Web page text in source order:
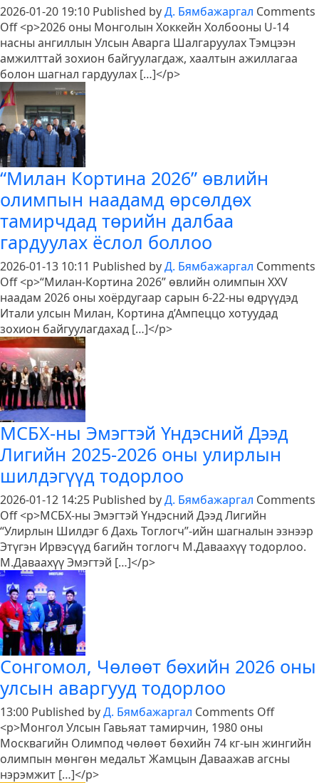
2026-01-20 19:10 Published byД. Бямбажаргал Comments
Offon
U-
14
насны
Улсын
аварга
шалгаруулах
тэмцээн
амжилттай
өндөрлөлөө
<p>2026 оны Монголын Хоккейн Холбооны U-14
насны ангиллын Улсын Аварга Шалгаруулах Тэмцээн
амжилттай зохион байгуулагдаж, хаалтын ажиллагаа
болон шагнал гардуулах […]</p>
“Милан Кортина 2026” өвлийн
олимпын наадамд өрсөлдөх
тамирчдад төрийн далбаа
гардуулах ёслол боллоо
2026-01-13 10:11 Published byД. Бямбажаргал Comments
Offon
“Милан
Кортина
2026”
өвлийн
олимпын
наадамд
өрсөлдөх
тамирчдад
төрийн
далбаа
гардуулах
ёслол
боллоо
<p>“Милан-Кортина 2026” өвлийн олимпын XXV
наадам 2026 оны хоёрдугаар сарын 6-22-ны өдрүүдэд
Итали улсын Милан, Кортина д’Ампеццо хотуудад
зохион байгуулагдахад […]</p>
МСБХ-ны Эмэгтэй Үндэсний Дээд
Лигийн 2025-2026 оны улирлын
шилдэгүүд тодорлоо
2026-01-12 14:25 Published byД. Бямбажаргал Comments
Offon
МСБХ-
ны
Эмэгтэй
Үндэсний
Дээд
Лигийн
2025-
2026
оны
улирлын
шилдэгүүд
<p>МСБХ-ны Эмэгтэй Үндэсний Дээд Лигийн
“Улирлын Шилдэг 6 Дахь Тоглогч”-ийн шагналын эзнээр
Этүгэн Ирвэсүүд багийн тоглогч М.Даваахүү тодорлоо.
М.Даваахүү Эмэгтэй […]</p>
Сонгомол, Чөлөөт бөхийн 2026 оны
улсын аваргууд тодорлоо
13:00 Published byД. Бямбажаргал Comments Offon
Чөлөөт
бөхийн
<p>Монгол Улсын Гавьяат тамирчин, 1980 оны
Москвагийн Олимпод чөлөөт бөхийн 74 кг-ын жингийн
олимпын мөнгөн медальт Жамцын Даваажав агсны
нэрэмжит […]</p>